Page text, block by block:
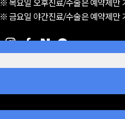
※ 목요일 오후진료/수술은 예약제만
※ 금요일 야간진료/수술은 예약제만